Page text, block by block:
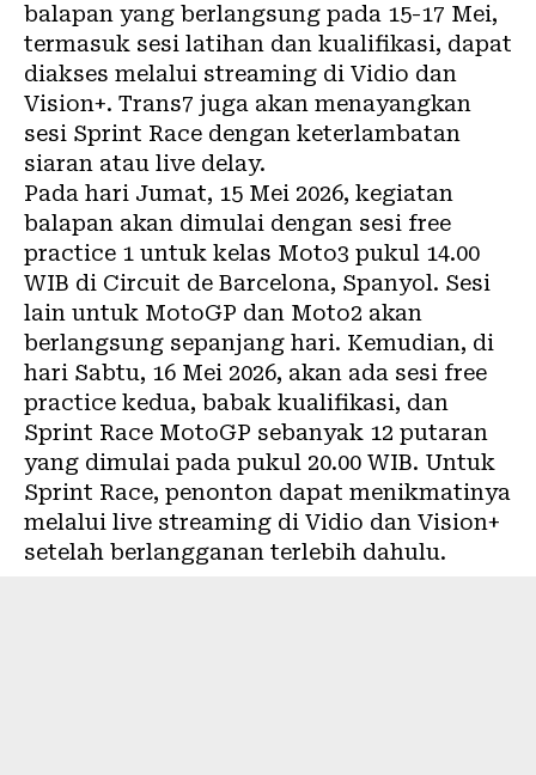
balapan yang berlangsung pada 15-17 Mei,
termasuk sesi latihan dan kualifikasi, dapat
diakses melalui streaming di Vidio dan
Vision+. Trans7 juga akan menayangkan
sesi Sprint Race dengan keterlambatan
siaran atau live delay.
Pada hari Jumat, 15 Mei 2026, kegiatan
balapan akan dimulai dengan sesi free
practice 1 untuk kelas Moto3 pukul 14.00
WIB di Circuit de Barcelona, Spanyol. Sesi
lain untuk MotoGP dan Moto2 akan
berlangsung sepanjang hari. Kemudian, di
hari Sabtu, 16 Mei 2026, akan ada sesi free
practice kedua, babak kualifikasi, dan
Sprint Race MotoGP sebanyak 12 putaran
yang dimulai pada pukul 20.00 WIB. Untuk
Sprint Race, penonton dapat menikmatinya
melalui live streaming di Vidio dan Vision+
setelah berlangganan terlebih dahulu.